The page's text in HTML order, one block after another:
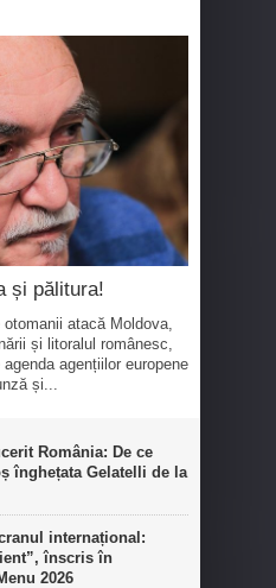
și pălitura!
atacă Moldova,
și litoralul românesc,
agențiilor europene
și...
România: De ce
înghețata Gelatelli de la
internațional:
înscris în
2026